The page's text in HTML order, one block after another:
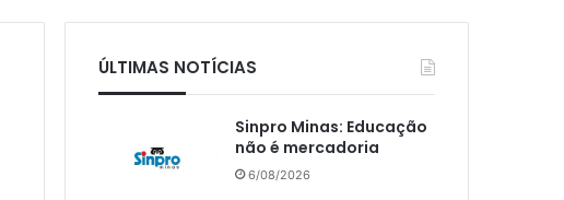
ÚLTIMAS NOTÍCIAS
Sinpro Minas: Educação
não é mercadoria
6/08/2026